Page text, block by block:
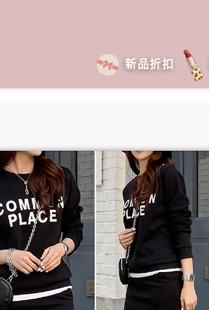
新品折扣